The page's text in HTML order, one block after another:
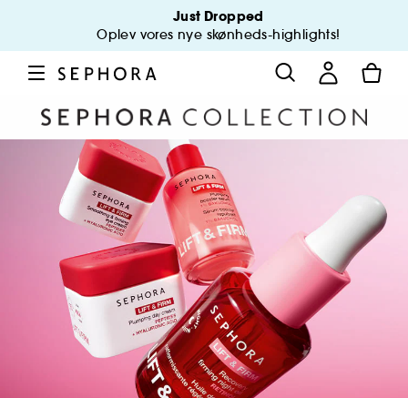
Just Dropped
Oplev vores nye skønheds-highlights!